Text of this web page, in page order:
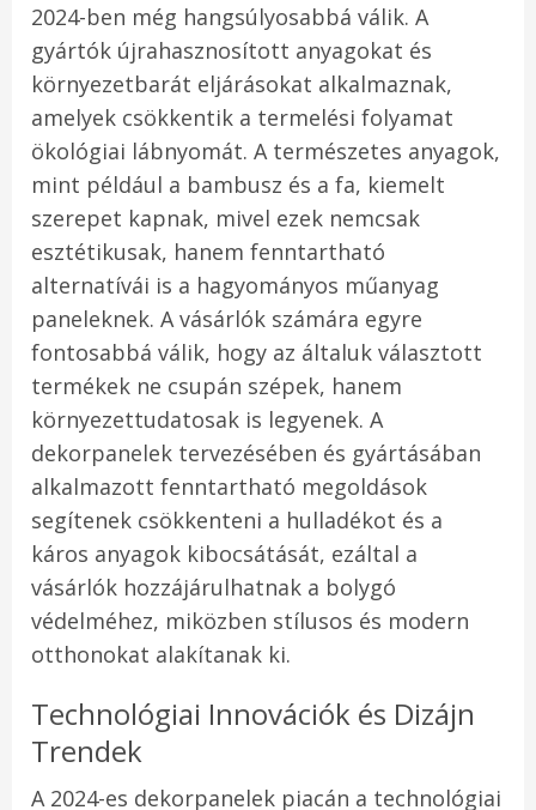
2024-ben még hangsúlyosabbá válik. A
gyártók újrahasznosított anyagokat és
környezetbarát eljárásokat alkalmaznak,
amelyek csökkentik a termelési folyamat
ökológiai lábnyomát. A természetes anyagok,
mint például a bambusz és a fa, kiemelt
szerepet kapnak, mivel ezek nemcsak
esztétikusak, hanem fenntartható
alternatívái is a hagyományos műanyag
paneleknek. A vásárlók számára egyre
fontosabbá válik, hogy az általuk választott
termékek ne csupán szépek, hanem
környezettudatosak is legyenek. A
dekorpanelek tervezésében és gyártásában
alkalmazott fenntartható megoldások
segítenek csökkenteni a hulladékot és a
káros anyagok kibocsátását, ezáltal a
vásárlók hozzájárulhatnak a bolygó
védelméhez, miközben stílusos és modern
otthonokat alakítanak ki.
Technológiai Innovációk és Dizájn
Trendek
A 2024-es dekorpanelek piacán a technológiai